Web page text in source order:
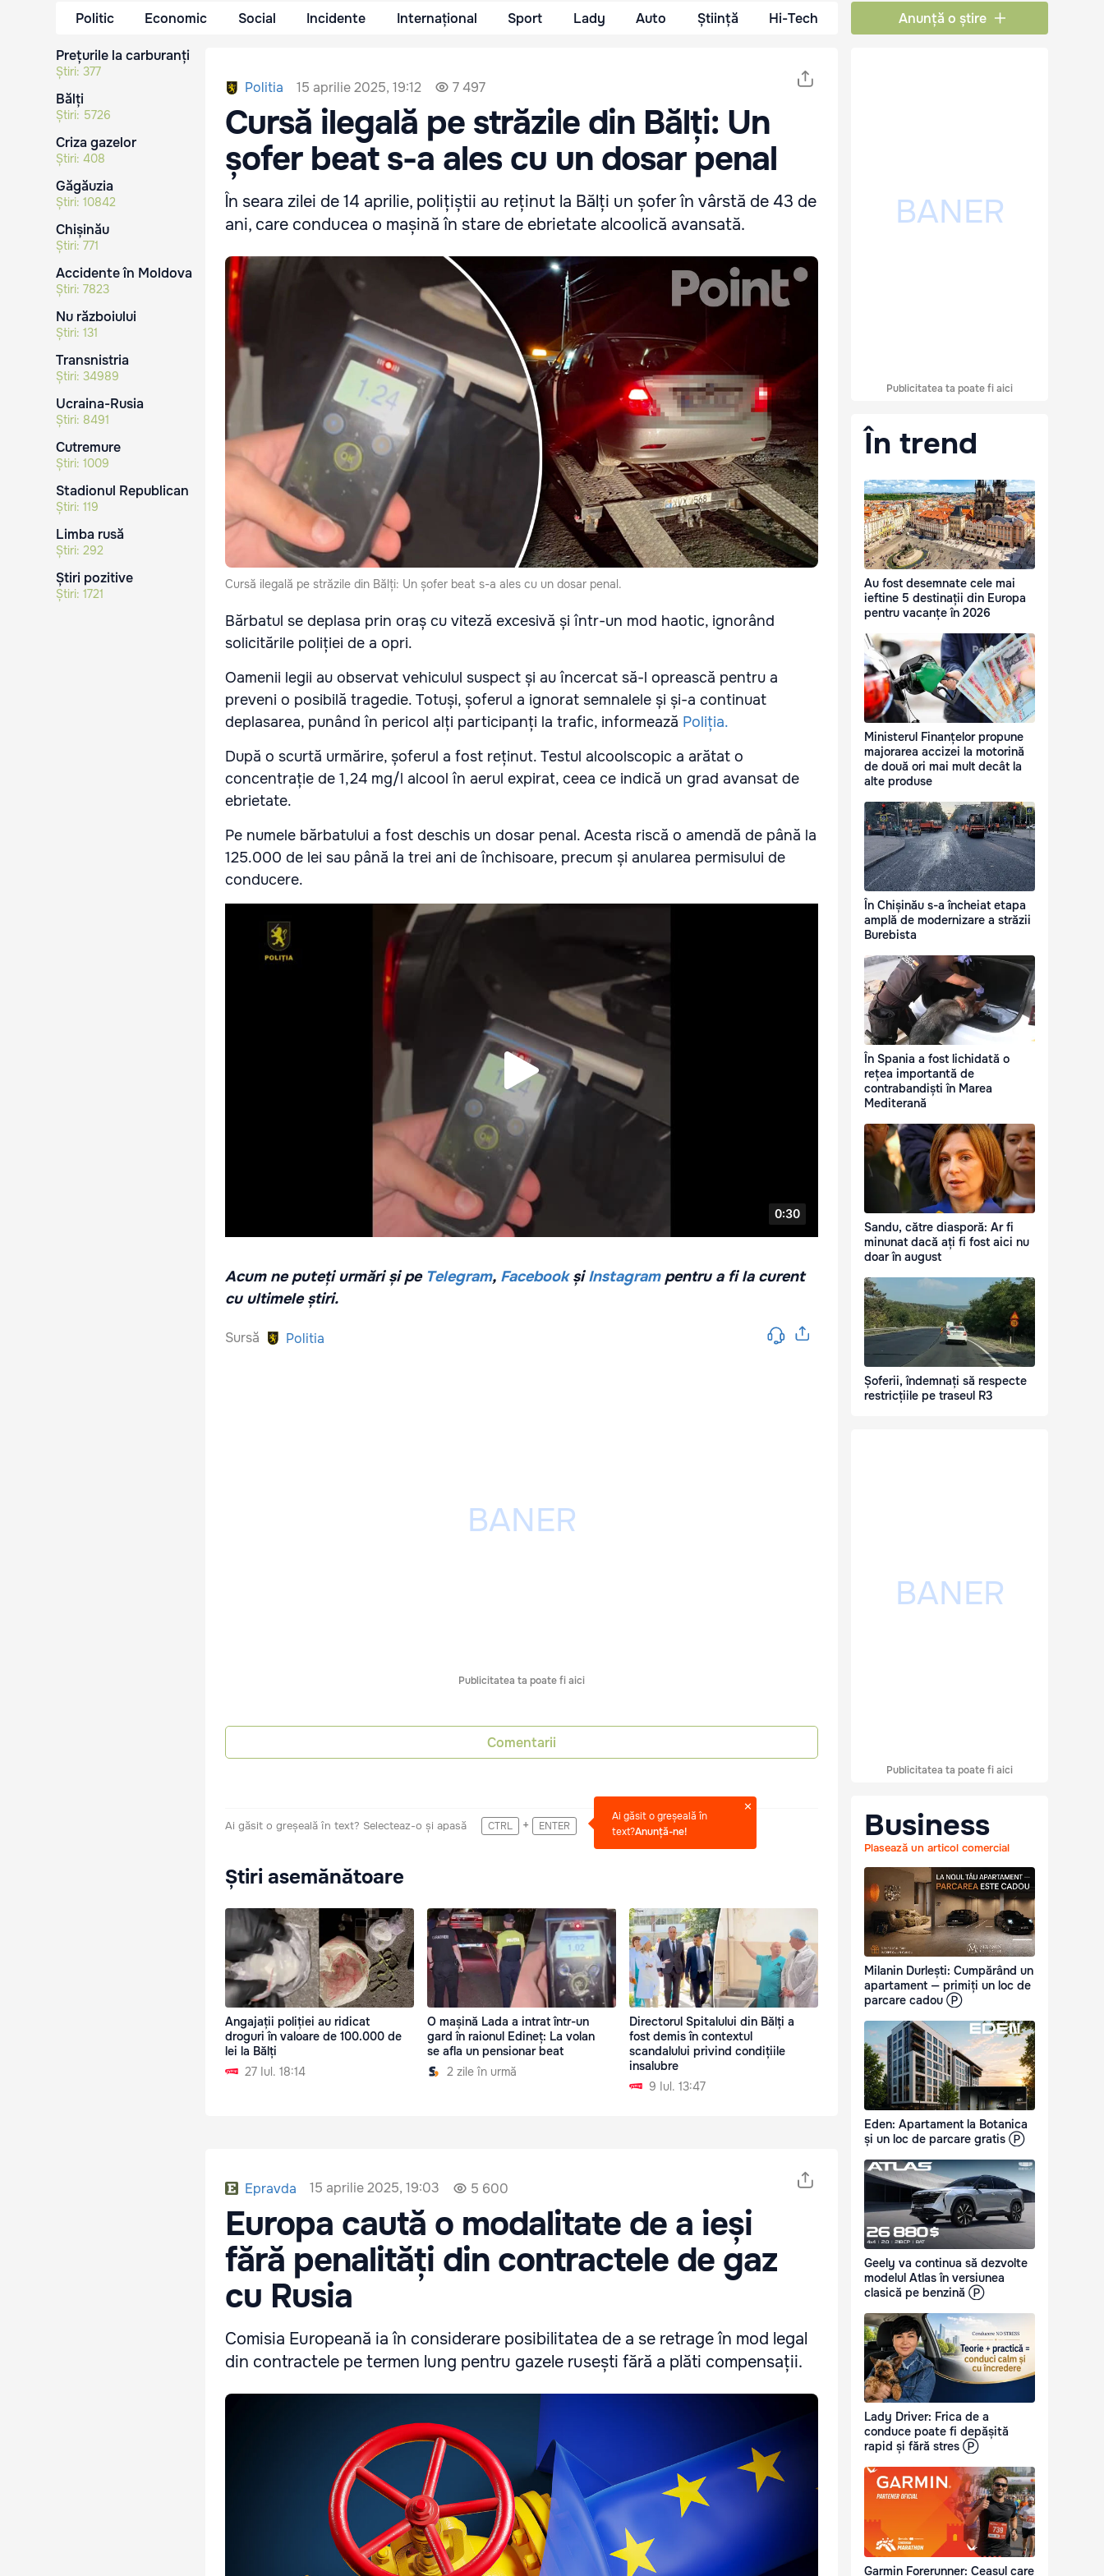
Politic Economic Social Incidente Internațional Sport Lady Auto Știință Hi-Tech Anunță o știre
Prețurile la carburanți
Știri: 377
Bălți
Știri: 5726
Criza gazelor
Știri: 408
Găgăuzia
Știri: 10842
Chișinău
Știri: 771
Accidente în Moldova
Știri: 7823
Nu războiului
Știri: 131
Transnistria
Știri: 34989
Ucraina-Rusia
Știri: 8491
Cutremure
Știri: 1009
Stadionul Republican
Știri: 119
Limba rusă
Știri: 292
Știri pozitive
Știri: 1721
Politia 15 aprilie 2025, 19:12 7 497
Cursă ilegală pe străzile din Bălți: Un
șofer beat s-a ales cu un dosar penal
În seara zilei de 14 aprilie, polițiștii au reținut la Bălți un șofer în vârstă de 43 de
ani, care conducea o mașină în stare de ebrietate alcoolică avansată.
Cursă ilegală pe străzile din Bălți: Un șofer beat s-a ales cu un dosar penal.
Bărbatul se deplasa prin oraș cu viteză excesivă și într-un mod haotic, ignorând
solicitările poliției de a opri.
Oamenii legii au observat vehiculul suspect și au încercat să-l oprească pentru a
preveni o posibilă tragedie. Totuși, șoferul a ignorat semnalele și și-a continuat
deplasarea, punând în pericol alți participanți la trafic, informează Poliția.
După o scurtă urmărire, șoferul a fost reținut. Testul alcoolscopic a arătat o
concentrație de 1,24 mg/l alcool în aerul expirat, ceea ce indică un grad avansat de
ebrietate.
Pe numele bărbatului a fost deschis un dosar penal. Acesta riscă o amendă de până la
125.000 de lei sau până la trei ani de închisoare, precum și anularea permisului de
conducere.
Acum ne puteți urmări și pe Telegram, Facebook șiInstagrampentru a fi la curent
cu ultimele știri.
Sursă Politia
Publicitatea ta poate fi aici
Comentarii
Ai găsit o greșeală în text? Selecteaz-o și apasă CTRL + ENTER
Ai găsit o greșeală în
text?Anunță-ne!
Știri asemănătoare
Angajații poliției au ridicat
droguri în valoare de 100.000 de
lei la Bălți
27 Iul. 18:14
O mașină Lada a intrat într-un
gard în raionul Edineț: La volan
se afla un pensionar beat
2 zile în urmă
Directorul Spitalului din Bălți a
fost demis în contextul
scandalului privind condițiile
insalubre
9 Iul. 13:47
Epravda 15 aprilie 2025, 19:03 5 600
Europa caută o modalitate de a ieși
fără penalități din contractele de gaz
cu Rusia
Comisia Europeană ia în considerare posibilitatea de a se retrage în mod legal
din contractele pe termen lung pentru gazele rusești fără a plăti compensații.
Publicitatea ta poate fi aici
În trend
Au fost desemnate cele mai
ieftine 5 destinații din Europa
pentru vacanțe în 2026
Ministerul Finanțelor propune
majorarea accizei la motorină
de două ori mai mult decât la
alte produse
În Chișinău s-a încheiat etapa
amplă de modernizare a străzii
Burebista
În Spania a fost lichidată o
rețea importantă de
contrabandiști în Marea
Mediterană
Sandu, către diasporă: Ar fi
minunat dacă ați fi fost aici nu
doar în august
Șoferii, îndemnați să respecte
restricțiile pe traseul R3
Publicitatea ta poate fi aici
Business
Plasează un articol comercial
Milanin Durlești: Cumpărând un
apartament — primiți un loc de
parcare cadou Ⓟ
Eden: Apartament la Botanica
și un loc de parcare gratis Ⓟ
Geely va continua să dezvolte
modelul Atlas în versiunea
clasică pe benzină Ⓟ
Lady Driver: Frica de a
conduce poate fi depășită
rapid și fără stres Ⓟ
Garmin Forerunner: Ceasul care